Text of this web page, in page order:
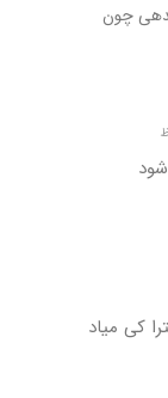
چون
کی میاد